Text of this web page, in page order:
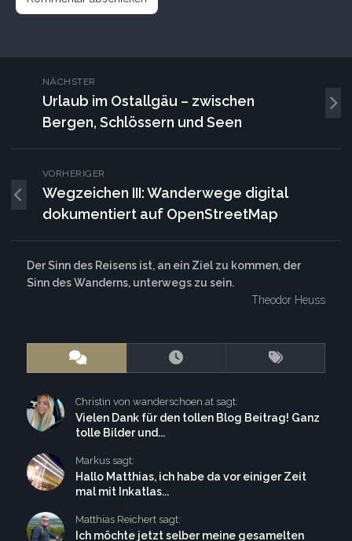
NÄCHSTER
Urlaub im Ostallgäu – zwischen
Bergen, Schlössern und Seen
VORHERIGER
Wegzeichen III: Wanderwege digital
dokumentiert auf OpenStreetMap
Der Sinn des Reisens ist, an ein Ziel zu kommen, der
Sinn des Wanderns, unterwegs zu sein.
Theodor Heuss
Christin von wanderschoen.at sagt:
Vielen Dank für den tollen Blog Beitrag! Ganz
tolle Bilder und...
Markus sagt:
Hallo Matthias, ich habe da vor einiger Zeit
mal mit Inkatlas...
Matthias Reichert sagt:
Ich möchte jetzt selber meine gesamelten